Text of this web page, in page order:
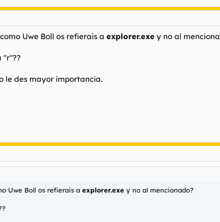
Uwe Boll os refierais a explorer.exe y no al
"r"??
le des mayor importancia.
Uwe Boll os refierais a explorer.exe y no al mencionado?